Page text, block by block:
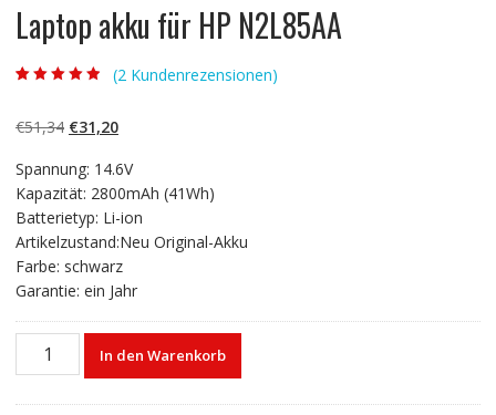
Laptop akku für HP N2L85AA
basierend auf
Kundenbewert
(2 Kundenrezensionen)
€51,34 Ursprünglicher
war:
€51,34
€31,20Aktueller
ist:
€31,20.
Spannung: 14.6V
Kapazität: 2800mAh (41Wh)
Batterietyp: Li-ion
Artikelzustand:Neu Original-Akku
Farbe: schwarz
Garantie: ein Jahr
Laptop
In den Warenkorb